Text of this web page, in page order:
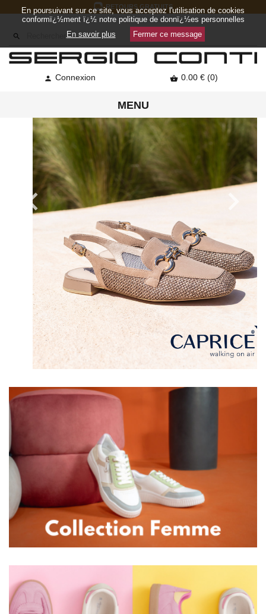
RETOURS GRATUITS

 Connexion  0.00 € (0)
MENU
 
En poursuivant sur ce site, vous acceptez l'utilisation de cookies
conformï¿½ment ï¿½ notre politique de donnï¿½es personnelles
En savoir plus
Fermer ce message